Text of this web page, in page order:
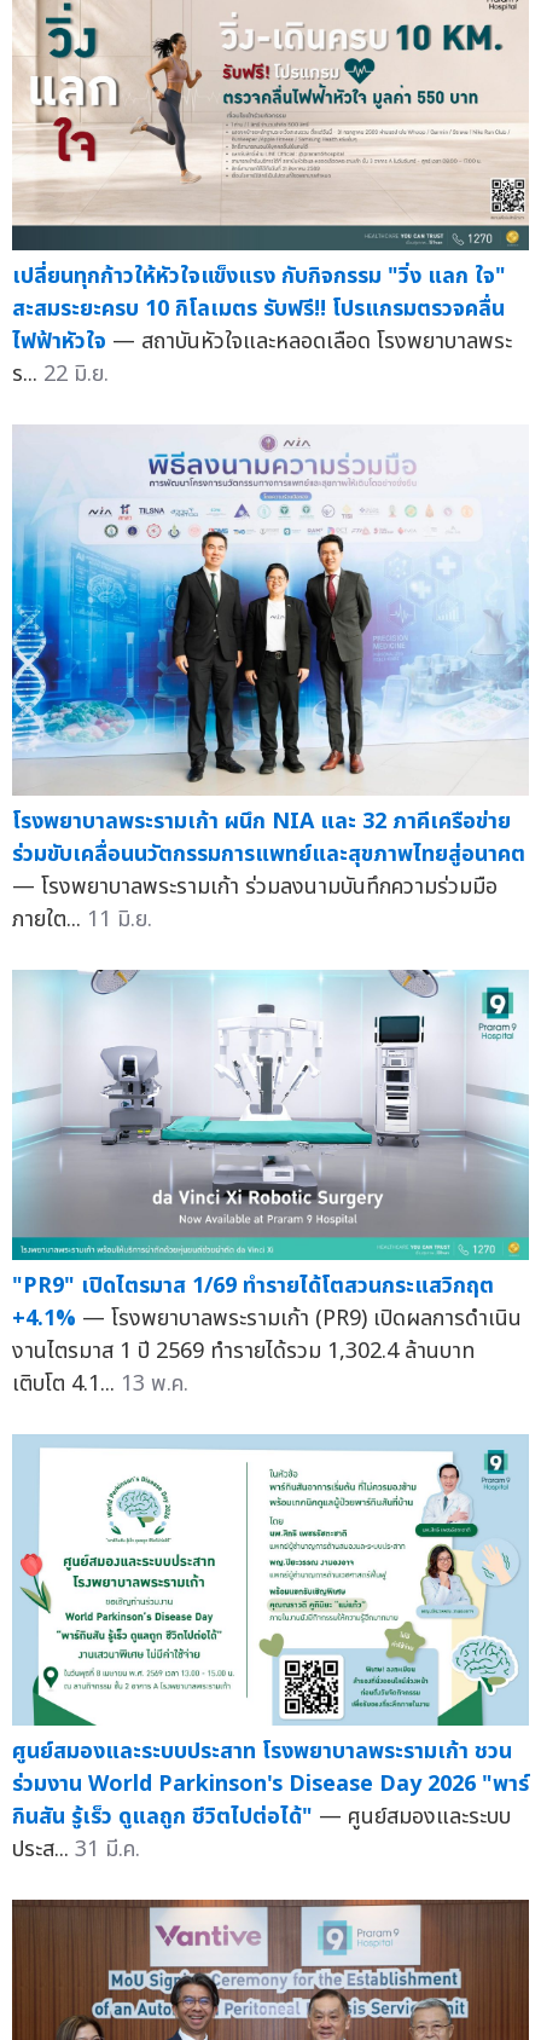
เปลี่ยนทุกก้าวให้หัวใจแข็งแรง กับกิจกรรม "วิ่ง แลก ใจ"
สะสมระยะครบ 10 กิโลเมตร รับฟรี!! โปรแกรมตรวจคลื่น
ไฟฟ้าหัวใจ — สถาบันหัวใจและหลอดเลือด โรงพยาบาลพระ
ร... 22 มิ.ย.
โรงพยาบาลพระรามเก้า ผนึก NIA และ 32 ภาคีเครือข่าย
ร่วมขับเคลื่อนนวัตกรรมการแพทย์และสุขภาพไทยสู่อนาคต
— โรงพยาบาลพระรามเก้า ร่วมลงนามบันทึกความร่วมมือ
ภายใต... 11 มิ.ย.
"PR9" เปิดไตรมาส 1/69 ทำรายได้โตสวนกระแสวิกฤต
+4.1% — โรงพยาบาลพระรามเก้า (PR9) เปิดผลการดำเนิน
งานไตรมาส 1 ปี 2569 ทำรายได้รวม 1,302.4 ล้านบาท
เติบโต 4.1... 13 พ.ค.
ศูนย์สมองและระบบประสาท โรงพยาบาลพระรามเก้า ชวน
ร่วมงาน World Parkinson's Disease Day 2026 "พาร์
กินสัน รู้เร็ว ดูแลถูก ชีวิตไปต่อได้" — ศูนย์สมองและระบบ
ประส... 31 มี.ค.